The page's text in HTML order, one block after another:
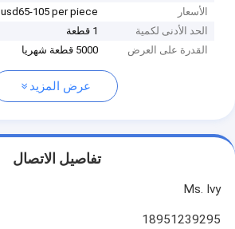
الأسعار
usd65-105 per piece
الحد الأدنى لكمية
1 قطعة
القدرة على العرض
5000 قطعة شهريا
عرض المزيد
تفاصيل الاتصال
Ms. Ivy
18951239295